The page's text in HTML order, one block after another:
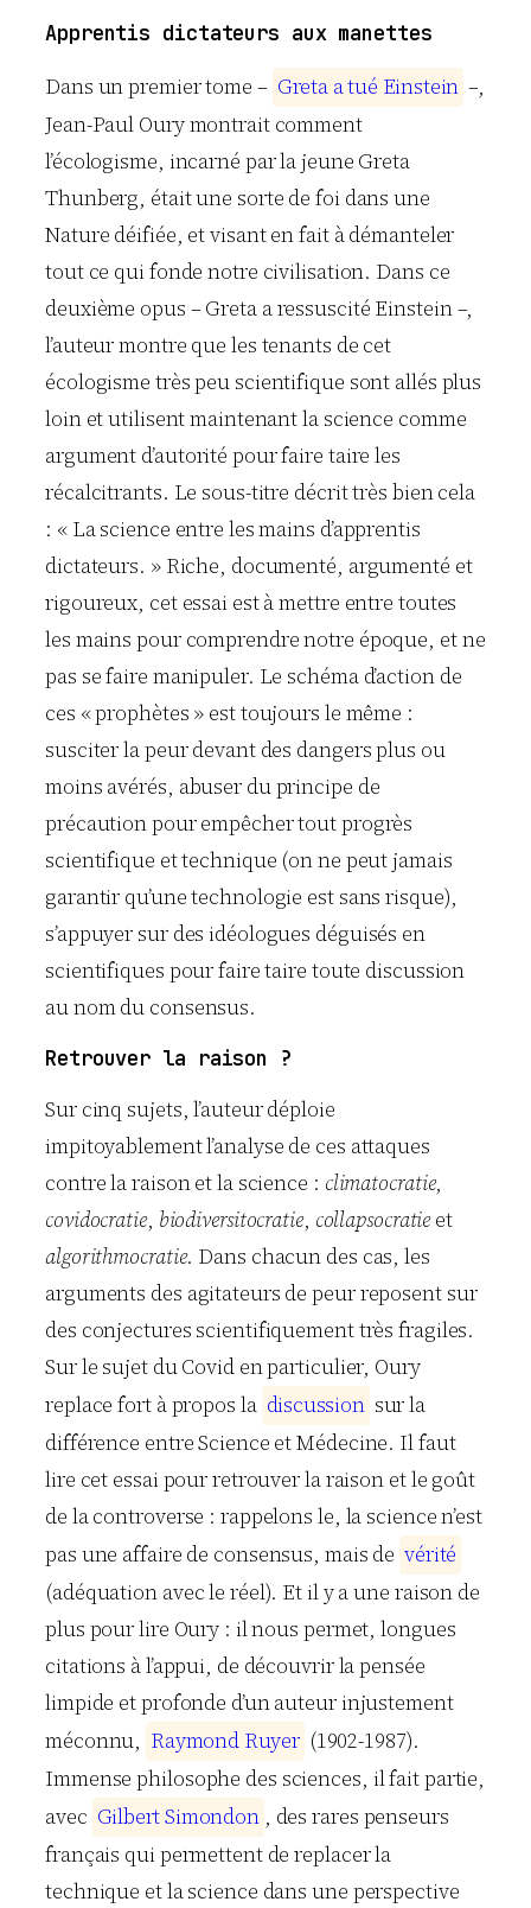
Apprentis dictateurs aux manettes
Dans un premier tome – Greta atué Einstein –,
Jean-Paul Oury montrait comment
l’écologisme, incarné par la jeune Greta
Thunberg, était une sorte de foi dans une
Nature déifiée, et visant en fait à démanteler
tout ce qui fonde notre civilisation. Dans ce
deuxième opus – Greta a ressuscité Einstein –,
l’auteur montre que les tenants de cet
écologisme très peu scientifique sont allés plus
loin et utilisent maintenant la science comme
argument d’autorité pour faire taire les
récalcitrants. Le sous-titre décrit très bien cela
: « La science entre les mains d’apprentis
dictateurs. » Riche, documenté, argumenté et
rigoureux, cet essai est à mettre entre toutes
les mains pour comprendre notre époque, et ne
pas se faire manipuler. Le schéma d’action de
ces « prophètes » est toujours le même :
susciter la peur devant des dangers plus ou
moins avérés, abuser du principe de
précaution pour empêcher tout progrès
scientifique et technique (on ne peut jamais
garantir qu’une technologie est sans risque),
s’appuyer sur des idéologues déguisés en
scientifiques pour faire taire toute discussion
au nom du consensus.
Retrouver la raison ?
Sur cinq sujets, l’auteur déploie
impitoyablement l’analyse de ces attaques
contre la raison et la science : climatocratie,
covidocratie, biodiversitocratie, collapsocratieet
algorithmocratie. Dans chacun des cas, les
arguments des agitateurs de peur reposent sur
des conjectures scientifiquement très fragiles.
Sur le sujet du Covid en particulier, Oury
replace fort à propos la discussion sur la
différence entre Science et Médecine. Il faut
lire cet essai pour retrouver la raison et le goût
de la controverse : rappelons le, la science n’est
pas une affaire de consensus, mais de vérité
(adéquation avec le réel). Et il y a une raison de
plus pour lire Oury : il nous permet, longues
citations à l’appui, de découvrir la pensée
limpide et profonde d’un auteur injustement
méconnu, Raymond Ruyer (1902-1987).
Immense philosophe des sciences, il fait partie,
avec GilbertSimondon , des rares penseurs
français qui permettent de replacer la
technique et la science dans une perspective